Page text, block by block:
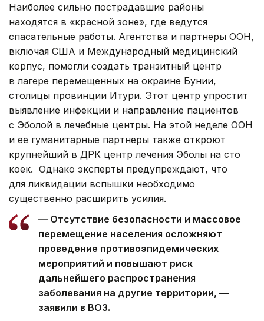
Наиболее сильно пострадавшие районы
находятся в «красной зоне», где ведутся
спасательные работы. Агентства и партнеры ООН,
включая США и Международный медицинский
корпус, помогли создать транзитный центр
в лагере перемещенных на окраине Бунии,
столицы провинции Итури. Этот центр упростит
выявление инфекции и направление пациентов
с Эболой в лечебные центры. На этой неделе ООН
и ее гуманитарные партнеры также откроют
крупнейший в ДРК центр лечения Эболы на сто
коек. Однако эксперты предупреждают, что
для ликвидации вспышки необходимо
существенно расширить усилия.
— Отсутствие безопасности и массовое
перемещение населения осложняют
проведение противоэпидемических
мероприятий и повышают риск
дальнейшего распространения
заболевания на другие территории, —
заявили в ВОЗ.